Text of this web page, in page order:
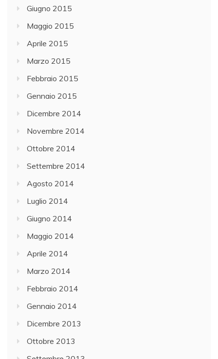
Giugno 2015
Maggio 2015
Aprile 2015
Marzo 2015
Febbraio 2015
Gennaio 2015
Dicembre 2014
Novembre 2014
Ottobre 2014
Settembre 2014
Agosto 2014
Luglio 2014
Giugno 2014
Maggio 2014
Aprile 2014
Marzo 2014
Febbraio 2014
Gennaio 2014
Dicembre 2013
Ottobre 2013